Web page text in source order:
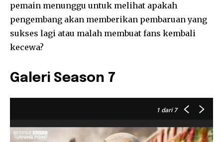
pemain menunggu untuk melihat apakah
pengembang akan memberikan pembaruan yang
sukses lagi atau malah membuat fans kembali
kecewa?
Galeri Season 7
1 dari 7